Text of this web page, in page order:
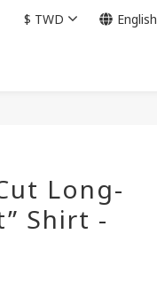
$ TWD English
Long-
Shirt -